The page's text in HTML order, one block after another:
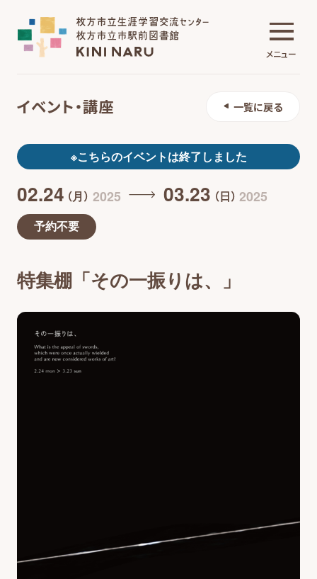
メニュー
市駅前図書館
最新のイベント・講座
一覧に戻る
イベント・講座
※こちらのイベントは終了しました
02.24 （月） 2025 03.23 （日） 2025
予約不要
特集棚「その一振りは、」